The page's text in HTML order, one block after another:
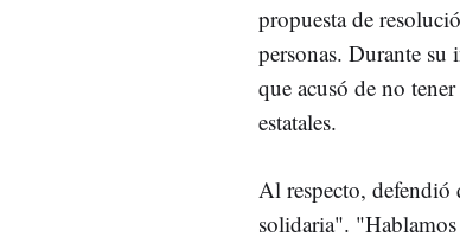
propuesta de
personas. Durante
que acusó de no
estatales.
Al respecto, defendió
solidaria". "Hablamos